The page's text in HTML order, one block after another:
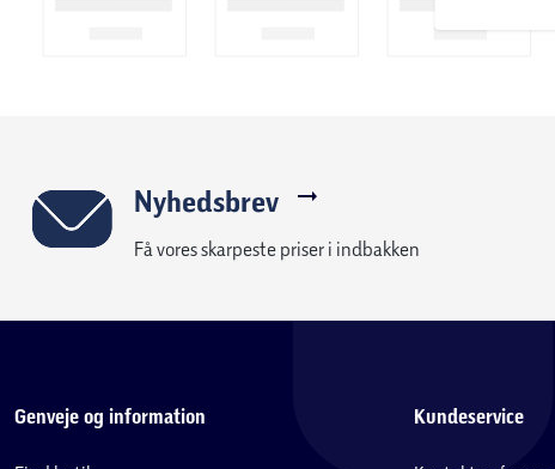
Nyhedsbrev
Få vores skarpeste priser i indbakken
Genveje og information Kundeservice